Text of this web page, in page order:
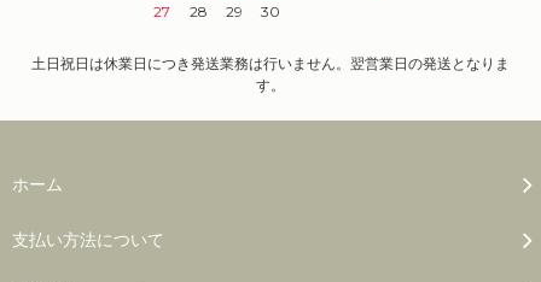
27
28 29 30
土日祝日は休業日につき発送業務は行いません。翌営業日の発送となりま
す。
ホーム
支払い方法について